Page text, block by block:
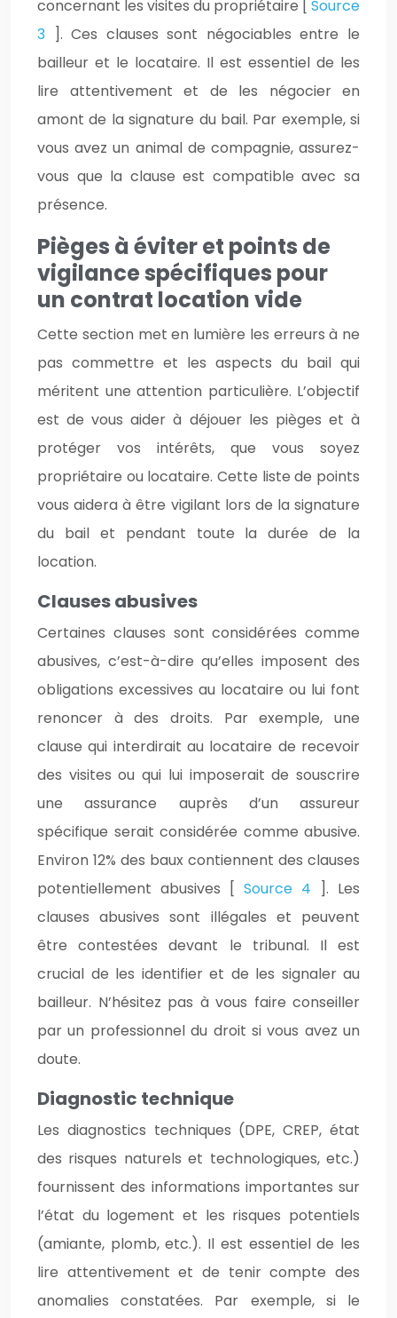
concernant les visites du propriétaire [ Source
3 ]. Ces clauses sont négociables entre le
bailleur et le locataire. Il est essentiel de les
lire attentivement et de les négocier en
amont de la signature du bail. Par exemple, si
vous avez un animal de compagnie, assurez-
vous que la clause est compatible avec sa
présence.
Pièges à éviter et points de
vigilance spécifiques pour
un contrat location vide
Cette section met en lumière les erreurs à ne
pas commettre et les aspects du bail qui
méritent une attention particulière. L’objectif
est de vous aider à déjouer les pièges et à
protéger vos intérêts, que vous soyez
propriétaire ou locataire. Cette liste de points
vous aidera à être vigilant lors de la signature
du bail et pendant toute la durée de la
location.
Clauses abusives
Certaines clauses sont considérées comme
abusives, c’est-à-dire qu’elles imposent des
obligations excessives au locataire ou lui font
renoncer à des droits. Par exemple, une
clause qui interdirait au locataire de recevoir
des visites ou qui lui imposerait de souscrire
une assurance auprès d’un assureur
spécifique serait considérée comme abusive.
Environ 12% des baux contiennent des clauses
potentiellement abusives [ Source 4 ]. Les
clauses abusives sont illégales et peuvent
être contestées devant le tribunal. Il est
crucial de les identifier et de les signaler au
bailleur. N’hésitez pas à vous faire conseiller
par un professionnel du droit si vous avez un
doute.
Diagnostic technique
Les diagnostics techniques (DPE, CREP, état
des risques naturels et technologiques, etc.)
fournissent des informations importantes sur
l’état du logement et les risques potentiels
(amiante, plomb, etc.). Il est essentiel de les
lire attentivement et de tenir compte des
anomalies constatées. Par exemple, si le